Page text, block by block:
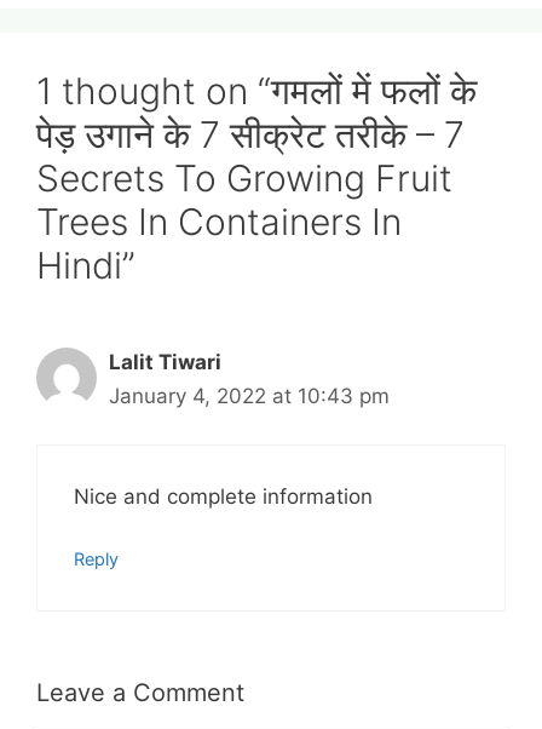
1 thought on “गमलों में फलों के
पेड़ उगाने के 7 सीक्रेट तरीके – 7
Secrets To Growing Fruit
Trees In Containers In
Hindi”
Lalit Tiwari
January 4, 2022 at 10:43 pm
Nice and complete information
Reply
Leave a Comment